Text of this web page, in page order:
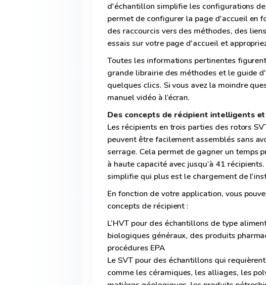
d'échantillon simplifie les configurations
permet de configurer la page d'accueil en
des raccourcis vers des méthodes, des
essais sur votre page d'accueil et
Toutes les informations pertinentes
grande librairie des méthodes et le guide
quelques clics. Si vous avez la moindre
manuel vidéo à l’écran.
Des concepts de récipient intelligents
Les récipients en trois parties des rotors
peuvent être facilement assemblés sans
serrage. Cela permet de gagner un temps
à haute capacité avec jusqu’à 41
simplifie qui plus est le chargement de
En fonction de votre application, vous
concepts de récipient :
L’HVT pour des échantillons de type
biologiques généraux, des produits
procédures EPA
Le SVT pour des échantillons qui
comme les céramiques, les alliages, les